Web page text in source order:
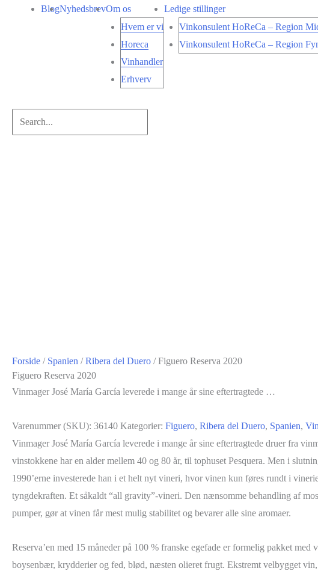
BlogNyhedsbrevOm os
Hvem er vi
Horeca
Vinhandler
Erhverv
Ledige stillinger
Vinkonsulent HoReCa – Region
Vinkonsulent HoReCa – Region
Search...
Forside / Spanien /Ribera del Duero / Figuero Reserva 2020
Figuero Reserva 2020
Vinmager José María García leverede i mange år sine eftertragtede …
Varenummer (SKU): 36140 Kategorier: Figuero, Ribera del Duero, Spanien,
Vinmager José María García leverede i mange år sine eftertragtede druer fra
vinstokkene har en alder mellem 40 og 80 år, til tophuset Pesquera. Men i
1990’erne investerede han i et helt nyt vineri, hvor vinen kun føres rundt i
tyngdekraften. Et såkaldt “all gravity”-vineri. Den nænsomme behandling af
pumper, gør at vinen får mest mulig stabilitet og bevarer alle sine aromaer.
Reserva’en med 15 måneder på 100 % franske egefade er formelig pakket med
boysenbær, krydderier og fed, blød, næsten olieret frugt. Ekstremt velbygget